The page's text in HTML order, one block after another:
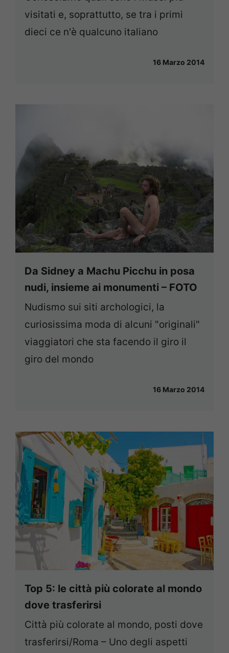
visitati e, soprattutto, se tra i primi
dieci ce n'è qualcuno italiano
16 Marzo 2014
Da Sidney a Machu Picchu in posa
nudi, insieme ai monumenti – FOTO
Nudismo sui siti archologici, la
curiosissima moda di alcuni "originali"
viaggiatori che sta facendo il giro il
giro del mondo
16 Marzo 2014
Top 5: le città più colorate al mondo
dove trasferirsi
Città più colorate al mondo, posti dove
trasferirsi/Roma – Uno degli aspetti